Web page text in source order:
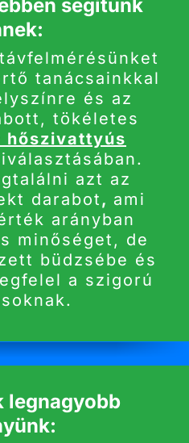
segítünk
tanácsainkkal
és az
tökéletes
hőszivattyús
azt az
darabot, ami
arányban
minőséget, de
büdzsébe és
a szigorú
legnagyobb